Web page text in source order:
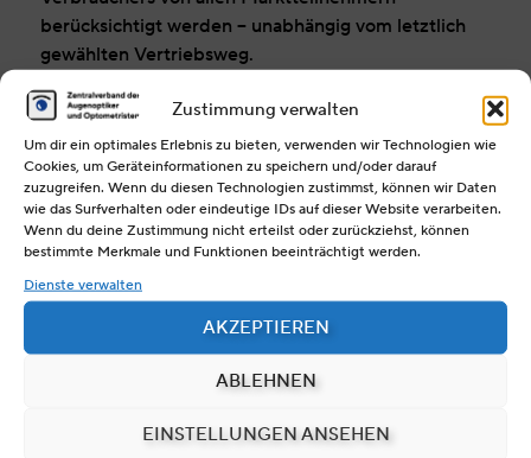
Zustimmung verwalten
Um dir ein optimales Erlebnis zu bieten, verwenden wir Technologien wie
Cookies, um Geräteinformationen zu speichern und/oder darauf
zuzugreifen. Wenn du diesen Technologien zustimmst, können wir Daten
wie das Surfverhalten oder eindeutige IDs auf dieser Website verarbeiten.
Wenn du deine Zustimmung nicht erteilst oder zurückziehst, können
bestimmte Merkmale und Funktionen beeinträchtigt werden.
Dienste verwalten
AKZEPTIEREN
ABLEHNEN
EINSTELLUNGEN ANSEHEN
berücksichtigt werden – unabhängig vom letztlich
gewählten Vertriebsweg.
POSITIONSPAPIER ANSCHAUEN
POSITIONSPAPIER HERUNTERLADEN
Zentralverband der Augenoptiker
Bundesinnungsverband
(§ 85 der Handwerksordnung)
Alexanderstraße 25 a